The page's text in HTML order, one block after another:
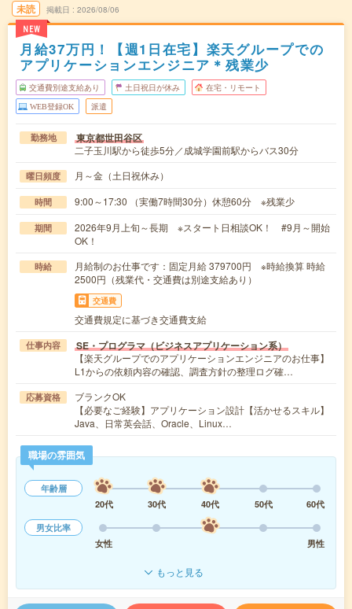
未読
NEW
掲載日 2026/08/06
月給37万円！【週1日在宅】楽天グループでの
アプリケーションエンジニア＊残業少
交通費別途支給あり 土日祝日が休み 在宅・リモート
WEB登録OK 派遣
勤務地 東京都世田谷区
二子玉川駅から徒歩5分／成城学園前駅からバス30分
曜日頻度 月～金（土日祝休み）
時間 9:00～17:30 （実働7時間30分）休憩60分 ※残業少
期間
2026年9月上旬～長期 ※スタート日相談OK！ #9月～開始
OK！
時給
月給制のお仕事です：固定月給 379700円 ※時給換算 時給
2500円（残業代・交通費は別途支給あり）
交通費
交通費規定に基づき交通費支給
仕事内容 SE・プログラマ（ビジネスアプリケーション系）
【楽天グループでのアプリケーションエンジニアのお仕事】
L1からの依頼内容の確認、調査方針の整理ログ確…
応募資格
ブランクOK
【必要なご経験】アプリケーション設計【活かせるスキル】
Java、日常英会話、Oracle、Linux…
職場の雰囲気
年齢層
20代
30代 40代 50代
60代
男女比率
女性
男性
もっと見る